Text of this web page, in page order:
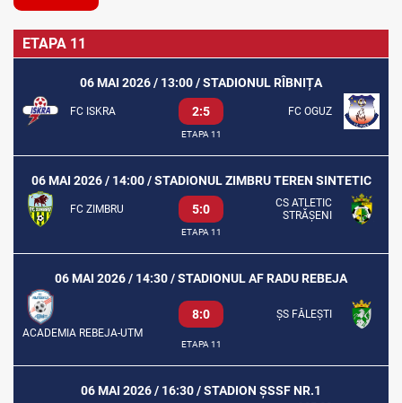
ETAPA 11
06 MAI 2026 / 13:00 / STADIONUL RÎBNIȚA
FC ISKRA 2:5 FC OGUZ
ETAPA 11
06 MAI 2026 / 14:00 / STADIONUL ZIMBRU TEREN SINTETIC
FC ZIMBRU 5:0
CS ATLETIC
STRĂȘENI
ETAPA 11
06 MAI 2026 / 14:30 / STADIONUL AF RADU REBEJA
ACADEMIA REBEJA-UTM
8:0 ȘS FĂLEȘTI
ETAPA 11
06 MAI 2026 / 16:30 / STADION ȘSSF NR.1